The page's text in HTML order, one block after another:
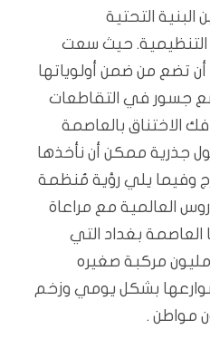
التحتية
التنظيمية. حيث سعت
تضع من ضمن أولوياتها
جسور في التقاطعات
الاختناق بالعاصمة
جذرية ممكن أن نأخذها
وفيما يلي رؤية مُنظمة
العالمية مع مراعاة
بغداد التي
تشهد اكتظاظ اكثر من ٥ مليون مركبة صغيره
بشكل يومي وزخم